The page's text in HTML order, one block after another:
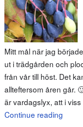
Mitt mål när jag
ut i trädgården och
från vår till höst. Det
allteftersom åren går.
är vardagslyx, att i
Continue reading